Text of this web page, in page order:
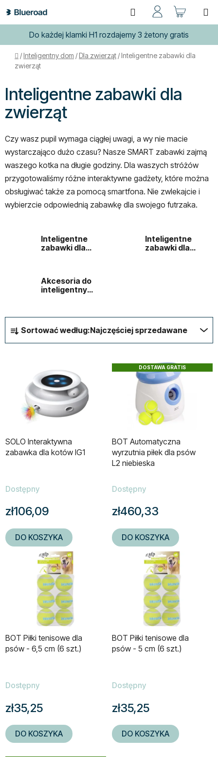
do
treści
Do każdej klamki H1 rozdajemy 3 żetony gratis
Szukaj
Home
/Inteligentny dom /Dla zwierząt /Inteligentne zabawki dla
zwierząt
Inteligentne zabawki dla
zwierząt
Czy wasz pupil wymaga ciągłej uwagi, a wy nie macie
wystarczająco dużo czasu? Nasze SMART zabawki zajmą
waszego kotka na długie godziny. Dla waszych stróżów
przygotowaliśmy różne interaktywne gadżety, które można
obsługiwać także za pomocą smartfona. Nie zwlekajcie i
wybierzcie odpowiednią zabawkę dla swojego futrzaka.
Inteligentne
zabawki dla
Inteligentne
zabawki dla
Akcesoria do
inteligentnych
o
r
e
p
d
k
ó
w
Sortować według:Najczęściej sprzedawane
r
o
k
ó
w
SOLO Interaktywna
zabawka dla kotów IG1
Dostępny
zł106,09
DO KOSZYKA
DOSTAWA GRATIS
BOT Automatyczna
wyrzutnia piłek dla psów
L2 niebieska
Dostępny
zł460,33
DO KOSZYKA
BOT Piłki tenisowe dla
psów - 6,5 cm (6 szt.)
Dostępny
zł35,25
DO KOSZYKA
BOT Piłki tenisowe dla
psów - 5 cm (6 szt.)
Dostępny
zł35,25
DO KOSZYKA